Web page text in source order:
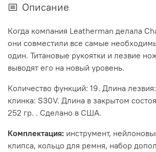
Описание
Когда компания Leatherman делала
они совместили все самые
один. Титановые рукоятки и лезвие
выводят его на новый уровень.
Количество функций: 19. Длина
клинка: S30V. Длина в закрытом
252 гр. . Сделано в США.
Комплектация: инструмент,
клипса, кольцо для ремня, набор